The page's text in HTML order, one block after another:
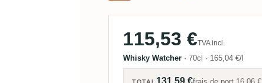
115,53 €TVA incl.
Whisky Watcher · 70cl · 165,04 €/l